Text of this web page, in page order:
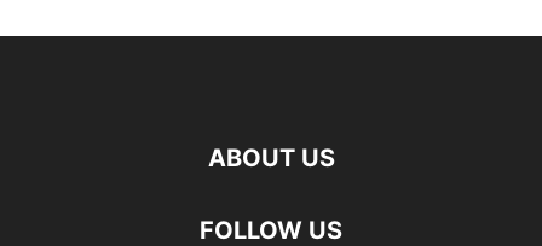
ABOUT US
FOLLOW US